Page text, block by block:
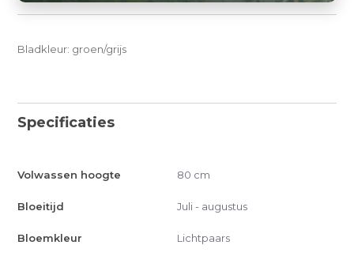
Bladkleur: groen/grijs
Specificaties
Volwassen hoogte 80 cm
Bloeitijd Juli - augustus
Bloemkleur Lichtpaars